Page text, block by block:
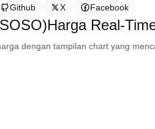
Github X Facebook
Real-
dengan tampilan chart yang